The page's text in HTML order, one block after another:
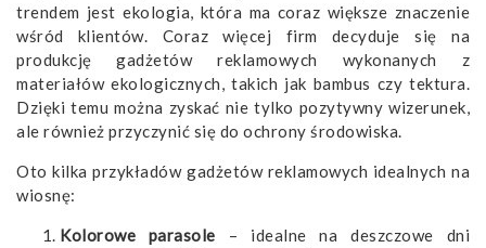
trendem jest ekologia, która ma coraz większe znaczenie
wśród klientów. Coraz więcej firm decyduje się na
produkcję gadżetów reklamowych wykonanych z
materiałów ekologicznych, takich jak bambus czy tektura.
Dzięki temu można zyskać nie tylko pozytywny wizerunek,
ale również przyczynić się do ochrony środowiska.
Oto kilka przykładów gadżetów reklamowych idealnych na
wiosnę:
Kolorowe parasole – idealne na deszczowe dni